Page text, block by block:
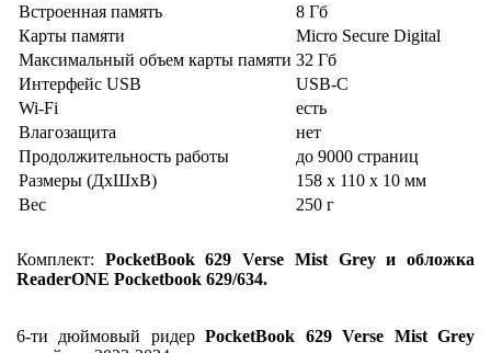
Встроенная память
8 Гб
Карты памяти
Micro Secure Digital
Максимальный объем карты памяти 32 Гб
Интерфейс USB
USB-C
Wi-Fi
есть
Влагозащита
нет
Продолжительность работы
до 9000 страниц
Размеры (ДхШхВ)
158 x 110 x 10 мм
Вес
250 г
Комплект: PocketBook 629 Verse Mist Grey и обложка
ReaderONE Pocketbook 629/634.
6-ти дюймовый ридерPocketBook 629 Verse Mist Grey